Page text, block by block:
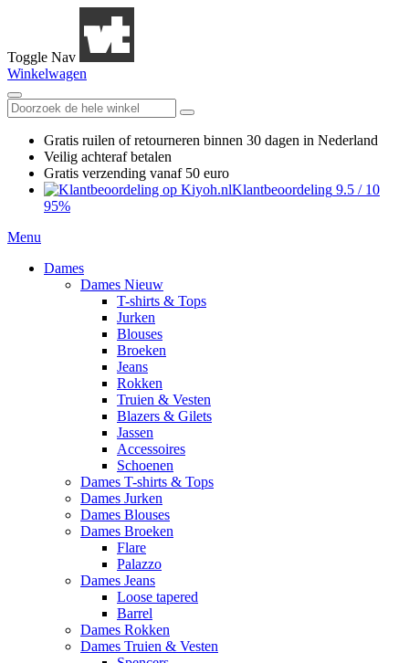
Toggle Nav
Winkelwagen
Gratis ruilen of retourneren binnen 30 dagen in Nederland
Veilig achteraf betalen
Gratis verzending vanaf 50 euro
Klantbeoordeling 9.5 / 10
95%
Menu
Dames
Dames Nieuw
T-shirts & Tops
Jurken
Blouses
Broeken
Jeans
Rokken
Truien & Vesten
Blazers & Gilets
Jassen
Accessoires
Schoenen
Dames T-shirts & Tops
Dames Jurken
Dames Blouses
Dames Broeken
Flare
Palazzo
Dames Jeans
Loose tapered
Barrel
Dames Rokken
Dames Truien & Vesten